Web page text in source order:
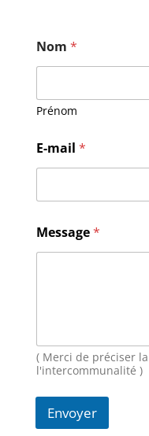
Nom *
Prénom
-
m
i
N
o
m
g
e
E-mail *
Message*
( Merci de préciser
l'intercommunalité )
Envoyer